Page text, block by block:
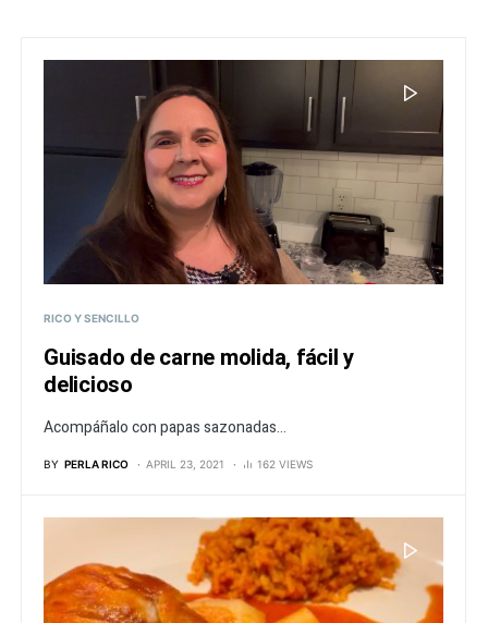
RICO Y SENCILLO
Guisado de carne molida, fácil y
delicioso
Acompáñalo con papas sazonadas...
BY PERLA RICO APRIL 23, 2021 162 VIEWS